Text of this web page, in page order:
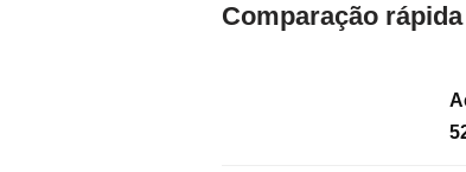
Comparação